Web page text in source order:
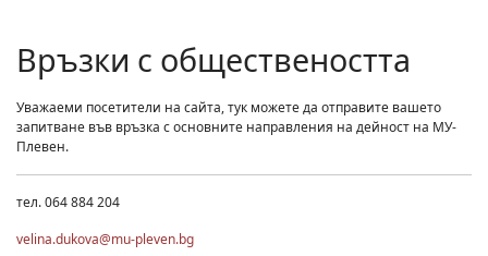
Връзки с обществеността
Уважаеми посетители на сайта, тук можете да отправите вашето
запитване във връзка с основните направления на дейност на МУ-
Плевен.
тел. 064 884 204
velina.dukova@mu-pleven.bg